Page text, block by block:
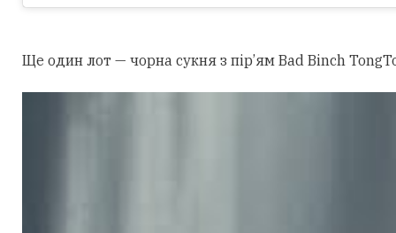
Ще один лот — чорна сукня з пір’ям Bad Binch